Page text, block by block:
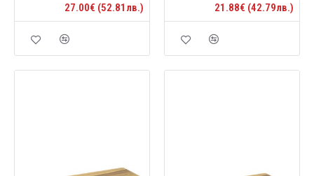
27.00€ (52.81лв.) 21.88€ (42.79лв.)